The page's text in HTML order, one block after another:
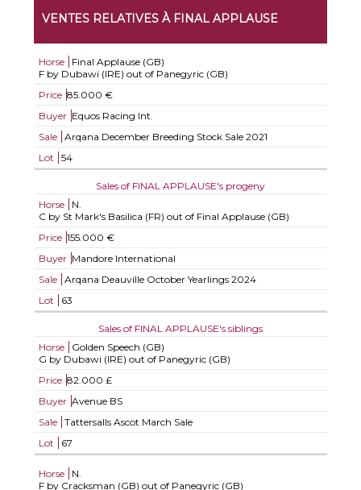
VENTES RELATIVES À FINAL APPLAUSE
Horse
Final Applause (GB)
F by Dubawi (IRE) out of Panegyric (GB)
Price 85.000 €
Buyer Equos Racing Int.
Sale
Arqana December Breeding Stock Sale 2021
Lot
54
Sales of FINAL APPLAUSE's progeny
Horse
N.
C by St Mark's Basilica (FR) out of Final Applause (GB)
Price 155.000 €
Buyer Mandore International
Sale
Arqana Deauville October Yearlings 2024
Lot
63
Sales of FINAL APPLAUSE's siblings
Horse
Golden Speech (GB)
G by Dubawi (IRE) out of Panegyric (GB)
Price 82.000 £
Buyer Avenue BS
Sale
Tattersalls Ascot March Sale
Lot
67
Horse
N.
F by Cracksman (GB) out of Panegyric (GB)